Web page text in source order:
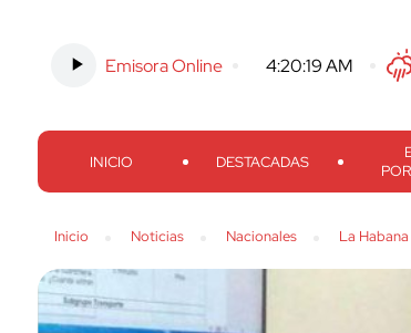
Emisora Online 4:20:20 AM
INICIO DESTACADAS
Inicio Noticias Nacionales La